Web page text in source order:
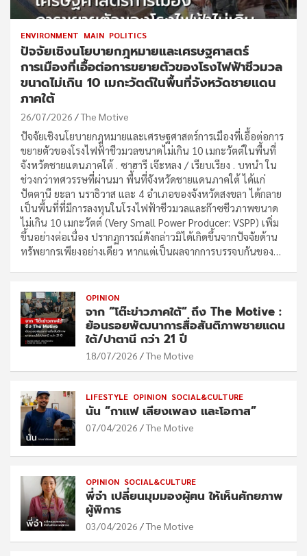
ENVIRONMENT MAIN POLITICS
ปัจจัยเชิงนโยบายกฎหมายและเศรษฐศาสตร์
การเมืองที่เอื้อต่อการขยายตัวของโรงไฟฟ้าชีวมวล
ขนาดไม่เกิน 10 เมกะวัตต์ในพื้นที่จังหวัดชายแดน
ภาคใต้
26/07/2026 The Motive
ปัจจัยเชิงนโยบายกฎหมายและเศรษฐศาสตร์การเมืองที่เอื้อต่อการ
ขยายตัวของโรงไฟฟ้าชีวมวลขนาดไม่เกิน 10 เมกะวัตต์ในพื้นที่
จังหวัดชายแดนภาคใต้ . ซาฮารี เจ๊ะหลง / เรียบเรียง . บทนำ ใน
ช่วงกว่าทศวรรษที่ผ่านมา พื้นที่จังหวัดชายแดนภาคใต้ ได้แก่
ปัตตานี ยะลา นราธิวาส และ 4 อำเภอของจังหวัดสงขลา ได้กลาย
เป็นพื้นที่ที่มีการลงทุนในโรงไฟฟ้าชีวมวลและก๊าซชีวภาพขนาด
ไม่เกิน 10 เมกะวัตต์ (Very Small Power Producer: VSPP) เพิ่ม
ขึ้นอย่างต่อเนื่อง ปรากฏการณ์ดังกล่าวมิได้เกิดขึ้นจากปัจจัยด้าน
ทรัพยากรเพียงอย่างเดียว หากแต่เป็นผลจากการบรรจบกันของ…
OPINION
จาก “โต๊ะข่าวภาคใต้” ถึง The Motive :
ย้อนรอยพัฒนาการสื่อสันติภาพชายแดน
ใต้/ปาตานี กว่า 21 ปี
18/07/2026 The Motive
LIFESTYLE OPINION SOCIAL&CULTURE
นัน “กาแฟ เสียงเพลง และโอกาส”
07/04/2026 The Motive
OPINION SOCIAL&CULTURE
พี่จ๋า เปลี่ยนมุมมองผู้ฅน ให้เห็นศักยภาพ
ผู้พิการ
03/04/2026 The Motive